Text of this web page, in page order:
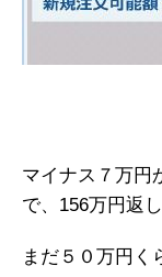
マイナス７万円
で、156万円返
まだ５０万円く